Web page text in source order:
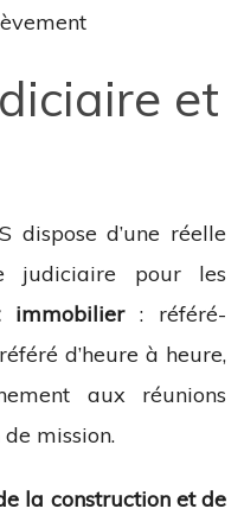
et
dispose d’une réelle
judiciaire pour les
immobilier: référé-
d’heure à heure,
aux réunions
de mission.
la construction et de